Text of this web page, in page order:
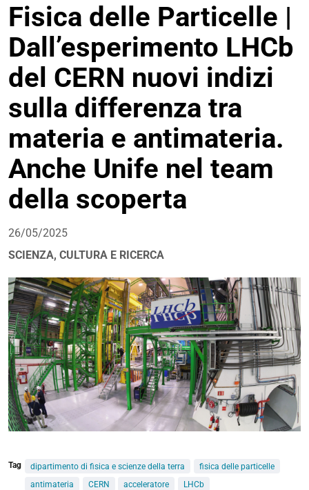
opzioni
di
condivisione
Fisica delle Particelle |
Dall’esperimento LHCb
del CERN nuovi indizi
sulla differenza tra
materia e antimateria.
Anche Unife nel team
della scoperta
26/05/2025
SCIENZA, CULTURA E RICERCA
Tag dipartimento di fisica e scienze della terra
fisica delle particelle
antimateria
CERN acceleratore LHCb